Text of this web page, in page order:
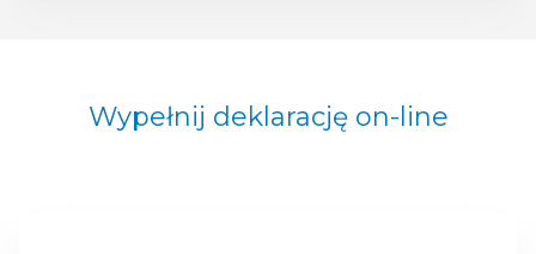
Wypełnij deklarację on-line